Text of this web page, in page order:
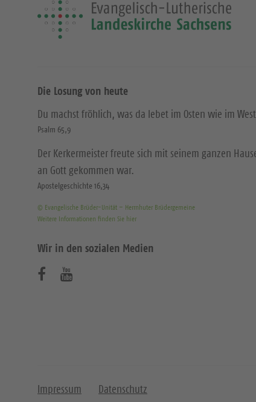
Die Losung von heute
Du machst fröhlich, was da lebet im Osten wie im
Psalm 65,9
Der Kerkermeister freute sich mit seinem ganzen
an Gott gekommen war.
Apostelgeschichte 16,34
© Evangelische Brüder-Unität – Herrnhuter Brüdergemeine
Weitere Informationen finden Sie hier
Wir in den sozialen Medien
h
h
Impressum Datenschutz